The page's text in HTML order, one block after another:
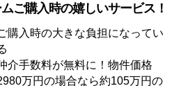
ご購入時の嬉しいサービス！
購入時の大きな負担になってい
介手数料が無料に！物件価格
万円の場合なら約105万円の